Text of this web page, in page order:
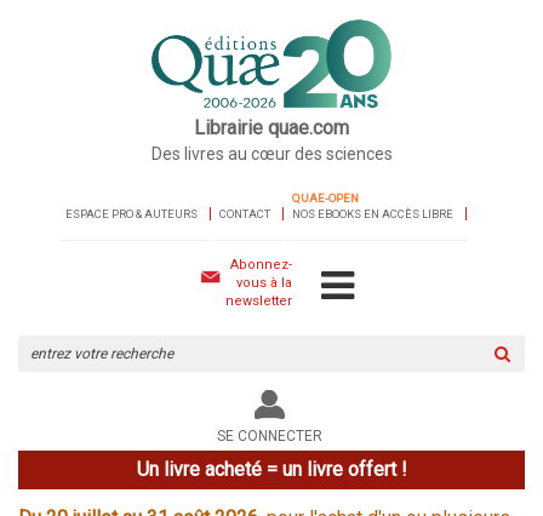
Librairie quae.com
Des livres au cœur des sciences
ESPACE PRO & AUTEURS CONTACT
QUAE-OPEN
NOS EBOOKS EN ACCÈS LIBRE
Abonnez-
vous à la
newsletter
le
site
SE CONNECTER
Un livre acheté = un livre offert !